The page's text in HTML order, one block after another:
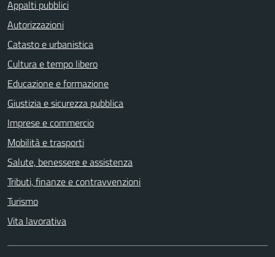
Appalti pubblici
Autorizzazioni
Catasto e urbanistica
Cultura e tempo libero
Educazione e formazione
Giustizia e sicurezza pubblica
Imprese e commercio
Mobilità e trasporti
Salute, benessere e assistenza
Tributi, finanze e contravvenzioni
Turismo
Vita lavorativa